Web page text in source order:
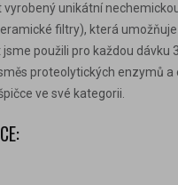
unikátní
filtry), která
použili pro každou
proteolytických enzymů
ve své kategorii.